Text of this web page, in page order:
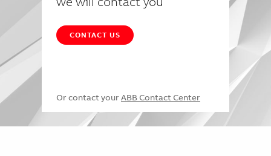
CONTACT US
Or contact your ABB Contact Center